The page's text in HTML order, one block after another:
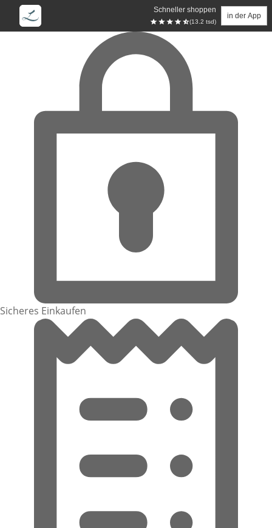
Schneller shoppen
(13.2 tsd)
in der App
Zum Hauptinhalt springen
Sicheres Einkaufen